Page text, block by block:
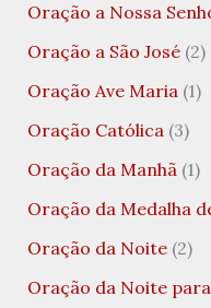
Oração a Nossa
Oração a São José(2)
Oração Ave Maria(1)
Oração Católica(3)
Oração da Manhã(1)
Oração da Medalha
Oração da Noite(2)
Oração da Noite